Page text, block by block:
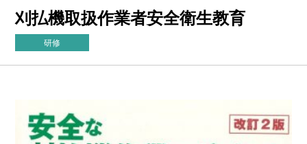
刈払機取扱作業者安全衛生教育
研修